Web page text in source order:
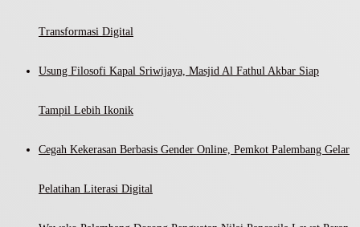
Transformasi Digital
Usung Filosofi Kapal Sriwijaya, Masjid Al Fathul Akbar Siap
Tampil Lebih Ikonik
Cegah Kekerasan Berbasis Gender Online, Pemkot Palembang Gelar
Pelatihan Literasi Digital